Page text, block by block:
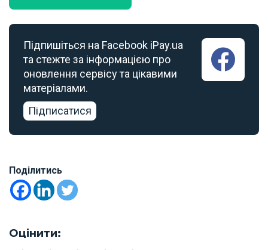
Підпишіться на Facebook iPay.ua
та стежте за інформацією про
оновлення сервісу та цікавими
матеріалами.
Підписатися
Поділитись
Оцінити: